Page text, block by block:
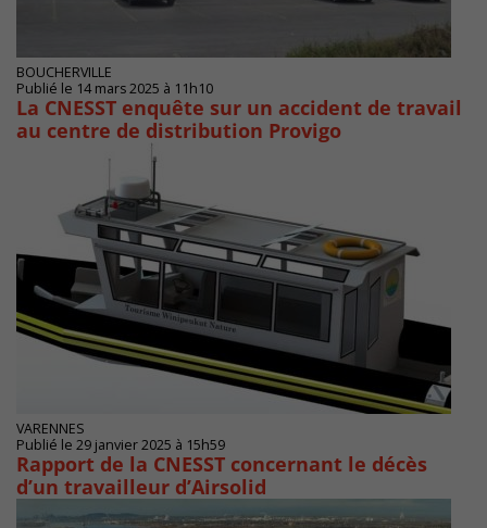
BOUCHERVILLE
Publié le 14 mars 2025 à 11h10
La CNESST enquête sur un accident de travail
au centre de distribution Provigo
VARENNES
Publié le 29 janvier 2025 à 15h59
Rapport de la CNESST concernant le décès
d’un travailleur d’Airsolid